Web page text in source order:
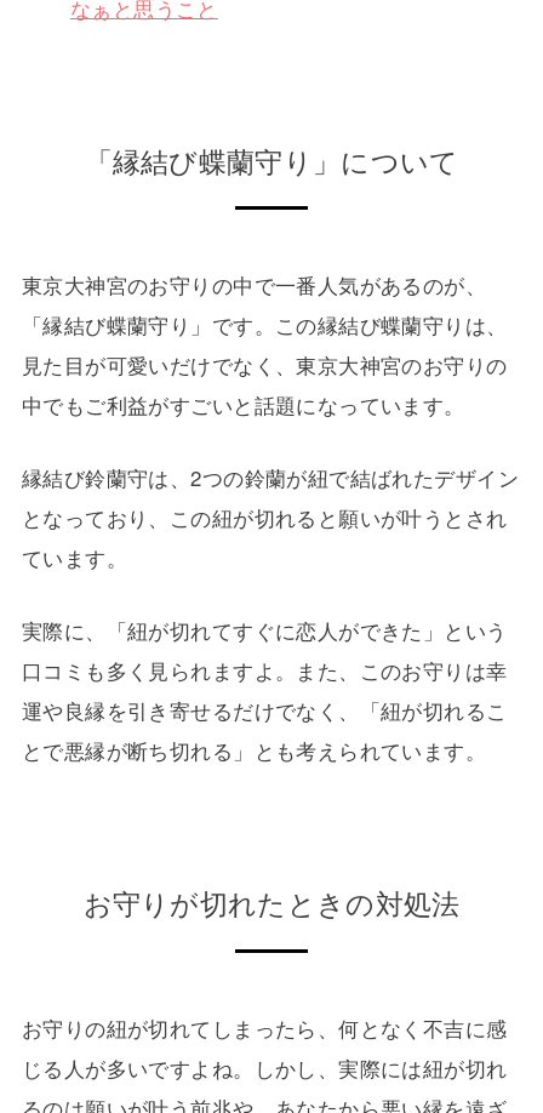
なぁと思うこと
「縁結び蝶蘭守り」について
東京大神宮のお守りの中で一番人気があるのが、
「縁結び蝶蘭守り」です。この縁結び蝶蘭守りは、
見た目が可愛いだけでなく、東京大神宮のお守りの
中でもご利益がすごいと話題になっています。
縁結び鈴蘭守は、2つの鈴蘭が紐で結ばれたデザイン
となっており、この紐が切れると願いが叶うとされ
ています。
実際に、「紐が切れてすぐに恋人ができた」という
口コミも多く見られますよ。また、このお守りは幸
運や良縁を引き寄せるだけでなく、「紐が切れるこ
とで悪縁が断ち切れる」とも考えられています。
お守りが切れたときの対処法
お守りの紐が切れてしまったら、何となく不吉に感
じる人が多いですよね。しかし、実際には紐が切れ